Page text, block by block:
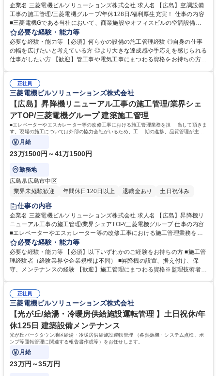
企業名 三菱電機ビルソリューションズ株式会社 求人名 【広島】空調設備
工事の施工管理/三菱電機グループ/年休128日/福利厚生充実！ 仕事の内容
■三菱電機Gである当社において、商業施設やオフィスビルの空調設備工
事の施工管理業務を担当頂きます。現場の施工は協力会社が行うため、工
期の進捗、品質管理等の内勤がメインになります。 【具体的には】顧客の
依頼に対し、現地調査-工程立案（施工計画/図面作成）-施工業者選定-現場
管理（工事）-納品までを一気通貫で担います。納期は短期で1カ月程度、
をマネジメントでき、裁量の幅があります。（業務内容の変更の範囲）当
社業務全般 募集職種 【広島】空調設備工事の施工管理/三菱電機グループ/
年休128日/福利厚生充実！
必要な経験・能力等
必要な経験・能力等 【必須】何らかの設備の施工管理経験 ◎自身の仕事
の幅を広げたいと考えている方 ◎より大きな達成感や手応えを感じられる
仕事がしたい方 【歓迎】管工事や電気工事にまつわる資格をお持ちの方
待ちしております。 ※採用事例：水道給排水工事の施工管理経験者 入社
後の研修や、現場でのOJTでしっかり学べます。 学歴・資格 学歴：大学
院 大学 高専 短大 専修学校 高校 語学力： 資格：
正社員
三菱電機ビルソリューションズ株式会社
【広島】昇降機リニューアル工事の施工管理/業界シェ
アTOP/三菱電機グループ 建築施工管理
■エレベーターやエスカレーター等の改修工事における施工管理業務を担 当して頂きま
す。現場の施工については外部の協力会社がいるため、工 期の進捗、品質管理が主な
業務となります。
月給
23万1500円～41万1500円
勤務地
広島県広島市中区
業界未経験歓迎
年間休日120日以上 退職金あり 土日祝休み
仕事の内容
企業名 三菱電機ビルソリューションズ株式会社 求人名 【広島】昇降機リ
ニューアル工事の施工管理/業界シェアTOP/三菱電機グループ 仕事の内容
■エレベーターやエスカレーター等の改修工事における施工管理業務を担
当して頂きます。現場の施工については外部の協力会社がいるため、工 期
の進捗、品質管理が主な業務となります。 【具体的】お客様との打ち合わ
せ、工程やコストの管理、協力会社の手配 ・マネジメント、試験調査の取
り纏めなど。◎国内トップクラスのシェアを誇る三菱電機製のエレベータ
す。◎働き方…土日出勤の場合もしっかり代休取得可。（業務内容の変更
の範囲）当社業務全般 募集職種 【広島】昇降機リニューアル工事の施工
管理/業界シェアTOP/三菱電機グループ
必要な経験・能力等
必要な経験・能力等 【必須】以下いずれかのご経験をお持ちの方 ■施工管
理経験者（経験業界や企業規模は不問） ■昇降機の設置、据え付け、保
守、メンテナンスの経験 【歓迎】施工管理にまつわる資格※監理技術者
ループの一員として、昇降機業界トップクラスのシェアを誇る当社。社会
インフラを支えるやりがいと、安定した経営基盤のもとで、長期的なキャ
リア形成が可能です。 学歴・資格 学歴：大学院 大学 高専 短大 専修学校
高校 語学力： 資格：
正社員
三菱電機ビルソリューションズ株式会社
【光が丘/給湯・冷暖房供給施設運転管理 】土日祝休/年
休125日 建築設備メンテナンス
光が丘パークタウン地区給湯・冷暖房供給施設運転管理 （各熱源機・システム点検、ポ
ンプ等運転管理に関連する報告書作成等）をお任せします。
月給
23万円～35万円